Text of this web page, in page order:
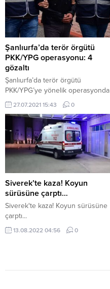
Şanlıurfa’da terör örgütü
PKK/YPG operasyonu: 4
gözaltı
Şanlıurfa’da terör örgütü
PKK/YPG’ye yönelik operasyonda
4 zanlı gözaltına alındı.
Şanlıurfa Cumhuriyet
Başsavcılığınca yürütülen
soruşturma kapsamında, İl
Emniyet Müdürlüğü Terörle
Mücadele Şubesi ekipleri, terör
örgütü PKK/YPG’ye yönelik kent
merkeziyle ilçelerde belirlenen
adreslere eş zamanlı operasyon
düzenledi. Operasyonda, 4
şüpheli gözaltına alındı. Sağlık
kontrolünden geçirilen zanlılar,
işlemleri için emniyete götürüldü.
HABERLER Cep...
27.07.2021 15:43 0
Siverek’te kaza! Koyun
sürüsüne çarptı…
Siverek'te kaza! Koyun sürüsüne
çarptı...
13.08.2022 04:56 0